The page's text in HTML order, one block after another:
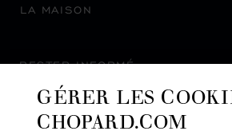
LA MAISON
RESTER INFORMÉ
GÉRER LES
CHOPARD.COM